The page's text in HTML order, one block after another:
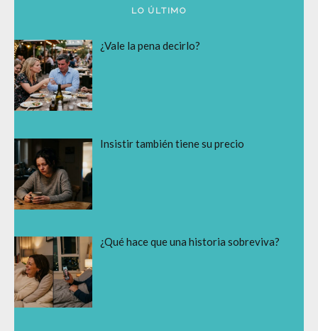
LO ÚLTIMO
¿Vale la pena decirlo?
Insistir también tiene su precio
¿Qué hace que una historia sobreviva?